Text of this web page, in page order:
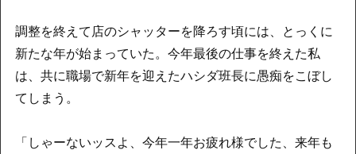
調整を終えて店のシャッターを降ろす頃には、とっくに
新たな年が始まっていた。今年最後の仕事を終えた私
は、共に職場で新年を迎えたハシダ班長に愚痴をこぼし
てしまう。
「しゃーないッスよ、今年一年お疲れ様でした、来年も